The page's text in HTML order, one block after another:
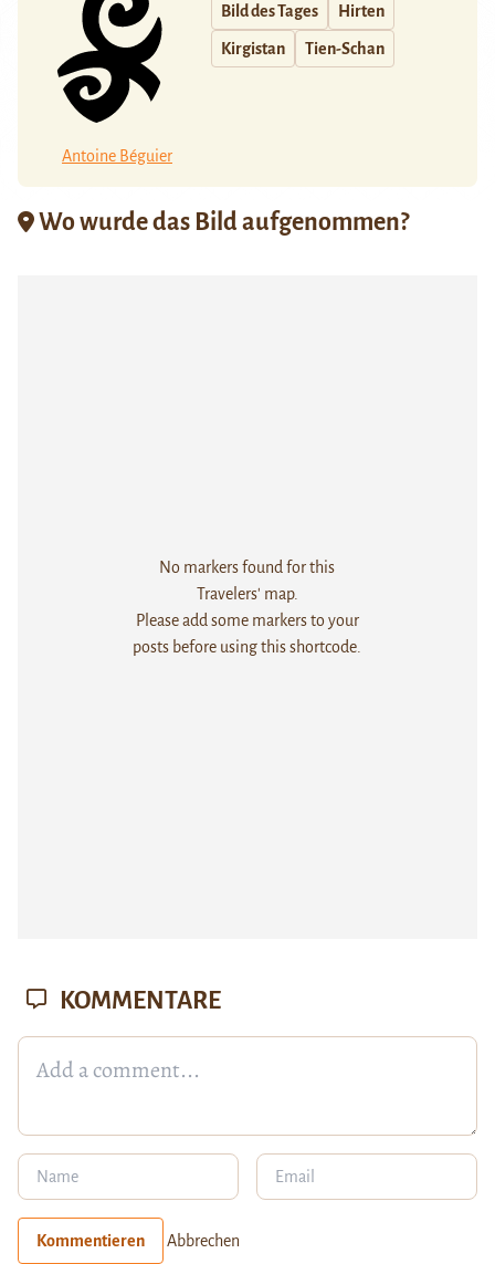
Antoine Béguier
Bild des Tages Hirten
Kirgistan Tien-Schan
Wo wurde das Bild aufgenommen?
No markers found for this
Travelers' map.
Please add some markers to your
posts before using this shortcode.
KOMMENTARE
Kommentieren Abbrechen